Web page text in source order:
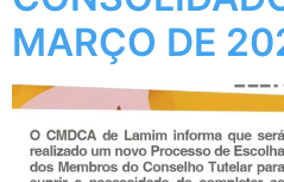
MARÇO DE